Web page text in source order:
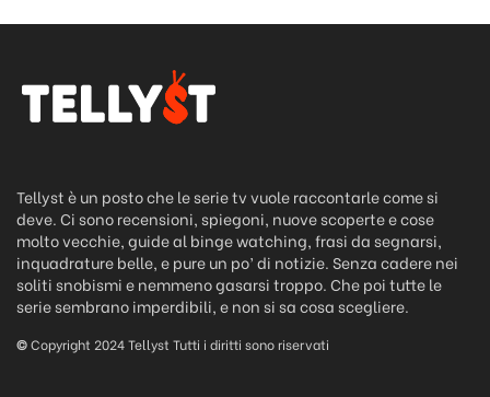
Tellyst è un posto che le serie tv vuole raccontarle come si
deve. Ci sono recensioni, spiegoni, nuove scoperte e cose
molto vecchie, guide al binge watching, frasi da segnarsi,
inquadrature belle, e pure un po’ di notizie. Senza cadere nei
soliti snobismi e nemmeno gasarsi troppo. Che poi tutte le
serie sembrano imperdibili, e non si sa cosa scegliere.
©Copyright 2024 Tellyst Tutti i diritti sono riservati